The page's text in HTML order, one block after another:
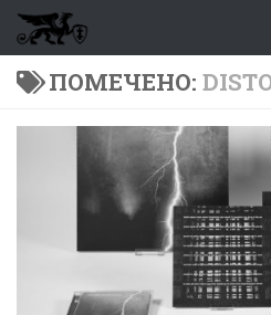
Перейти к содержимому
ПОМЕЧЕНО: